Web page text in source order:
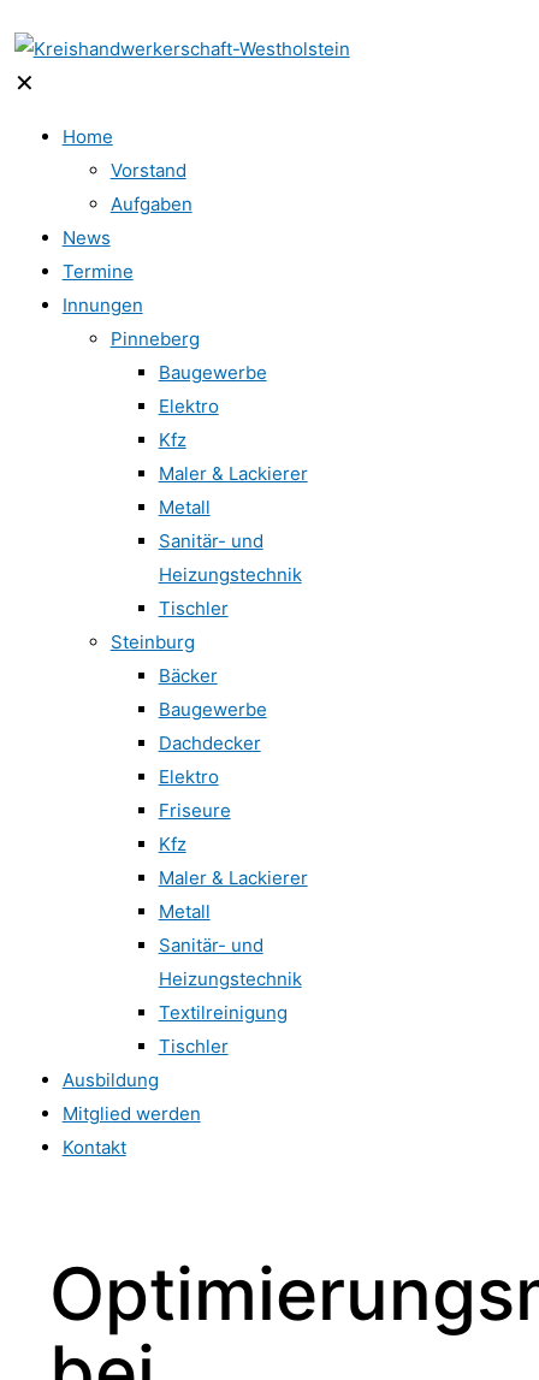
✕
Home
Vorstand
Aufgaben
News
Termine
Innungen
Pinneberg
Baugewerbe
Elektro
Kfz
Maler & Lackierer
Metall
Sanitär- und
Heizungstechnik
Tischler
Steinburg
Bäcker
Baugewerbe
Dachdecker
Elektro
Friseure
Kfz
Maler & Lackierer
Metall
Sanitär- und
Heizungstechnik
Textilreinigung
Tischler
Ausbildung
Mitglied werden
Kontakt